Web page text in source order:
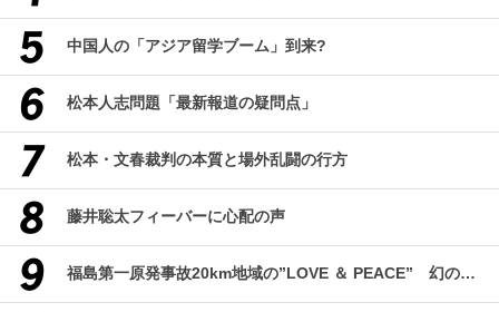
中国人の「アジア留学ブーム」到来?
松本人志問題「最新報道の疑問点」
松本・文春裁判の本質と場外乱闘の行方
藤井聡太フィーバーに心配の声
福島第一原発事故20km地域の”LOVE ＆ PEACE” 幻のコミューン「獏原人村」の現在